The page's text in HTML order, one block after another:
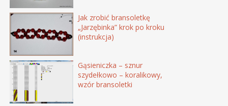
Jak zrobić bransoletkę
„Jarzębinka” krok po kroku
(instrukcja)
Gąsieniczka – sznur
szydełkowo – koralikowy,
wzór bransoletki